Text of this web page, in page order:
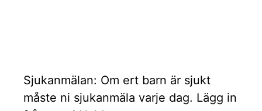
Sjukanmälan: Om ert barn är sjukt
måste ni sjukanmäla varje dag. Lägg in